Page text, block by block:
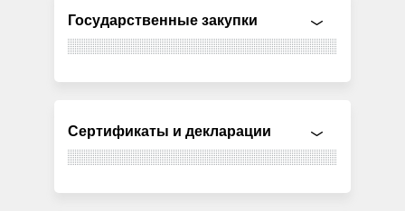
Государственные закупки
Сертификаты и декларации